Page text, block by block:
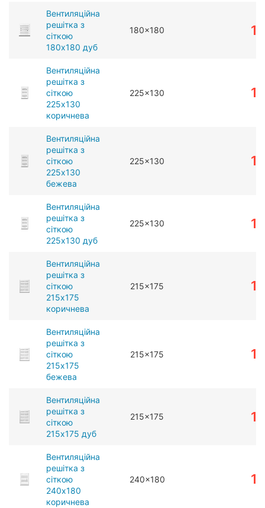
Вентиляційна
решітка з
сіткою
180x180 дуб
180x180
Вентиляційна
решітка з
сіткою
225x130
коричнева
225x130
Вентиляційна
решітка з
сіткою
225x130
бежева
225x130
Вентиляційна
решітка з
сіткою
225x130 дуб
225x130
Вентиляційна
решітка з
сіткою
215x175
коричнева
215x175
Вентиляційна
решітка з
сіткою
215x175
бежева
215x175
Вентиляційна
решітка з
сіткою
215x175 дуб
215x175
Вентиляційна
решітка з
сіткою
240x180
коричнева
240x180